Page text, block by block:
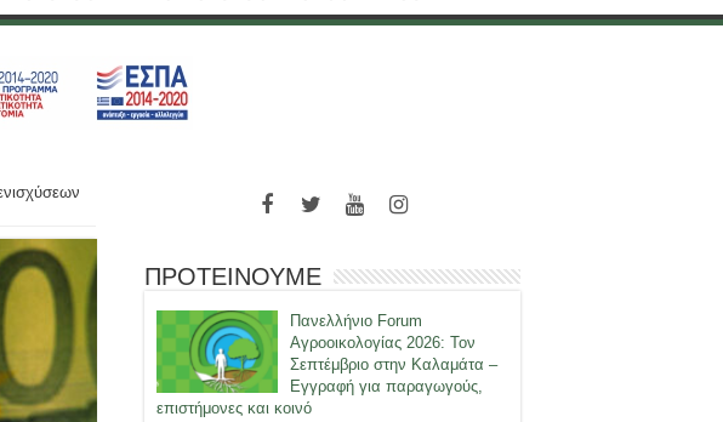
ΠΡΟΤΕΙΝΟΥΜΕ
Πανελλήνιο Forum
Αγροοικολογίας 2026: Τον
Σεπτέμβριο στην Καλαμάτα –
Εγγραφή για παραγωγούς,
επιστήμονες και κοινό